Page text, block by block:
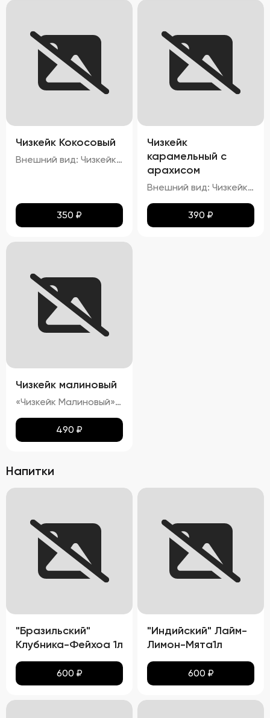
Чизкейк Кокосовый
Внешний вид: Чизкейк должен иметь гладкую, ровную поверхность, без трещин и повреждений. Верхняя часть может быть украшена кокосовой стружкой. Цвет: Основу чизкейка должен составлять белый или кремовый цвет, а кокосовая начинка – белый или слегка желтоватый. Структура: Консистенция чизкейка должна быть нежной, кремовой, легко ломающейся вилкой. Вкус: Вкус должен быть сливочным, с выраженными нотами кокоса. Запах: Приятный аромат кокоса и сливок.
350 ₽
Чизкейк
карамельный с
арахисом
Внешний вид: Чизкейк должен иметь гладкую, ровную поверхность, без трещин и повреждений. Верхняя часть может быть украшена карамелью и кусочками арахиса. Цвет: Основу чизкейка должен составлять белый или кремовый цвет, а карамельная начинка – золотисто-коричневая. Структура: Консистенция чизкейка должна быть нежной, кремовой, легко ломающейся вилкой. Вкус: Вкус должен быть сливочным, с выраженными нотами карамели и орехового привкуса от арахиса. Запах: Приятный аромат карамели и ореха.
390 ₽
Чизкейк малиновый
«Чизкейк Малиновый» — изысканный десерт, воплощающий гармонию вкуса и красоты. Его гладкая, словно бархатная, поверхность украшена свежими ягодами малины, подчеркивающими яркость насыщенного красного цвета. Нежнейшая кремовая структура тает во рту, оставляя приятное послевкусие сливочного сыра с легкими нотками кислинки спелой малины. Аромат этого чизкейка пленяет сочетанием свежих ягод и сливочных оттенков, создавая ощущение настоящего кулинарного праздника.»
490 ₽
Напитки
"Бразильский"
Клубника-Фейхоа 1л
600 ₽
"Индийский" Лайм-
Лимон-Мята1л
600 ₽